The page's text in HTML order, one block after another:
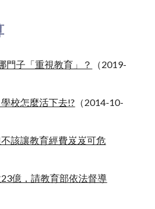
門子「重視教育」？
（2019-
校怎麼活下去!? （2014-10-
該讓教育經費岌岌可危
億，請教育部依法督導